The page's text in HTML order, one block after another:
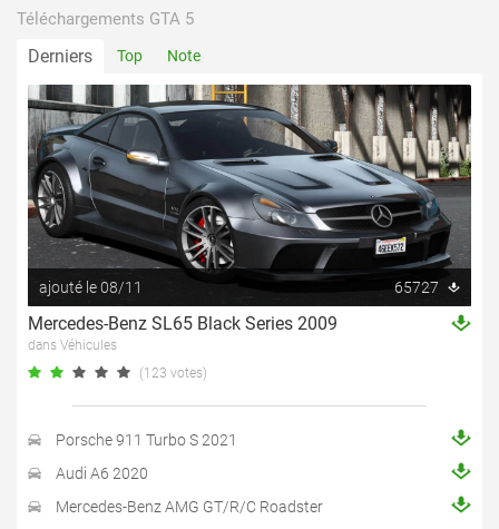
Téléchargements GTA 5
Derniers Top Note
ajouté le 08/11 65727
Mercedes-Benz SL65 Black Series 2009
dans Véhicules
(123 votes)
Porsche 911 Turbo S 2021
Audi A6 2020
Mercedes-Benz AMG GT/R/C Roadster